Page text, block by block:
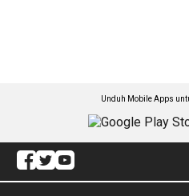
Unduh Mobile Apps